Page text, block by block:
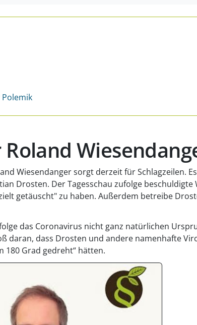
Wiesendanger sorgt derzeit für Schlagzeilen.
Drosten. Der Tagesschau zufolge
getäuscht" zu haben. Außerdem betreibe
das Coronavirus nicht ganz natürlichen
daran, dass Drosten und andere namenhafte
180 Grad gedreht“ hätten.